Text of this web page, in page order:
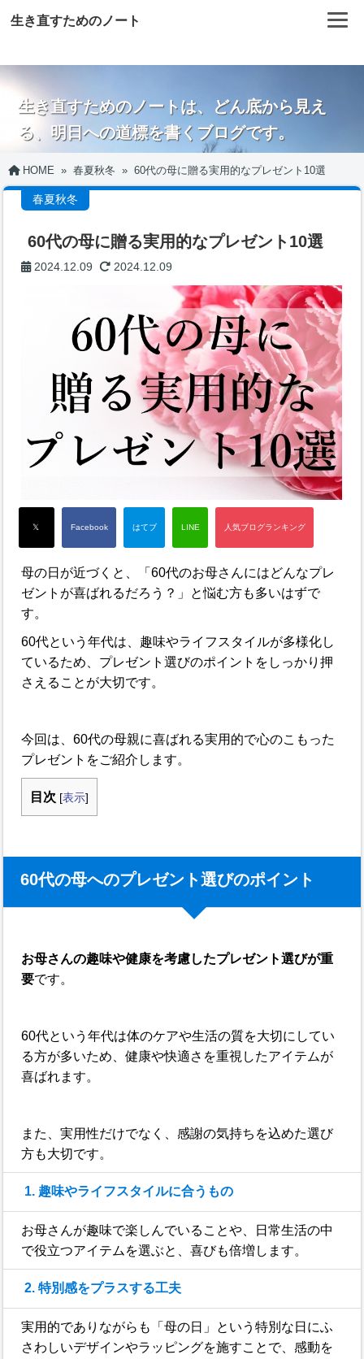
生き直すためのノート
生き直すためのノートは、どん底から見え
る、明日への道標を書くブログです。
HOME » 春夏秋冬 » 60代の母に贈る実用的なプレゼント10選
春夏秋冬
60代の母に贈る実用的なプレゼント10選
2024.12.09 2024.12.09
母の日が近づくと、「60代のお母さんにはどんなプレ
ゼントが喜ばれるだろう？」と悩む方も多いはずで
す。
60代という年代は、趣味やライフスタイルが多様化し
ているため、プレゼント選びのポイントをしっかり押
さえることが大切です。
今回は、60代の母親に喜ばれる実用的で心のこもった
プレゼントをご紹介します。
目次 [表示]
60代の母へのプレゼント選びのポイント
お母さんの趣味や健康を考慮したプレゼント選びが重
要です。
60代という年代は体のケアや生活の質を大切にしてい
る方が多いため、健康や快適さを重視したアイテムが
喜ばれます。
また、実用性だけでなく、感謝の気持ちを込めた選び
方も大切です。
1. 趣味やライフスタイルに合うもの
お母さんが趣味で楽しんでいることや、日常生活の中
で役立つアイテムを選ぶと、喜びも倍増します。
2. 特別感をプラスする工夫
実用的でありながらも「母の日」という特別な日にふ
さわしいデザインやラッピングを施すことで、感動を